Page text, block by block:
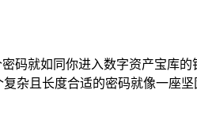
码就如同你进入数字资产宝库
杂且长度合适的密码就像一座